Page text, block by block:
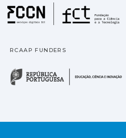
RCAAP FUNDERS